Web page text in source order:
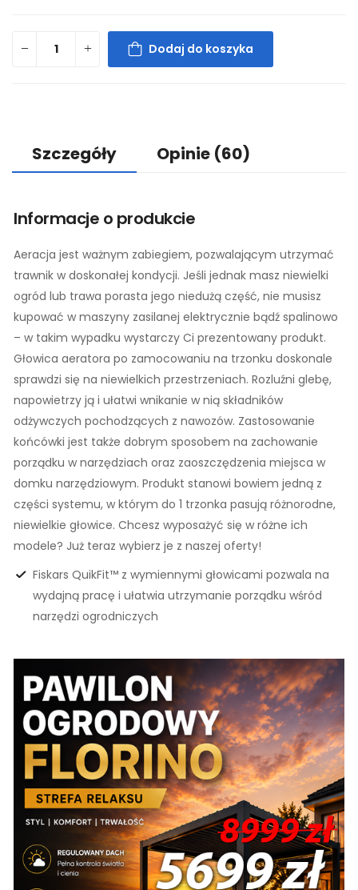
Dodaj do koszyka
Szczegóły Opinie (60)
Informacje o produkcie
Aeracja jest ważnym zabiegiem, pozwalającym utrzymać
trawnik w doskonałej kondycji. Jeśli jednak masz niewielki
ogród lub trawa porasta jego niedużą część, nie musisz
kupować w maszyny zasilanej elektrycznie bądź spalinowo
– w takim wypadku wystarczy Ci prezentowany produkt.
Głowica aeratora po zamocowaniu na trzonku doskonale
sprawdzi się na niewielkich przestrzeniach. Rozluźni glebę,
napowietrzy ją i ułatwi wnikanie w nią składników
odżywczych pochodzących z nawozów. Zastosowanie
końcówki jest także dobrym sposobem na zachowanie
porządku w narzędziach oraz zaoszczędzenia miejsca w
domku narzędziowym. Produkt stanowi bowiem jedną z
części systemu, w którym do 1 trzonka pasują różnorodne,
niewielkie głowice. Chcesz wyposażyć się w różne ich
modele? Już teraz wybierz je z naszej oferty!
Fiskars QuikFit™ z wymiennymi głowicami pozwala na
wydajną pracę i ułatwia utrzymanie porządku wśród
narzędzi ogrodniczych